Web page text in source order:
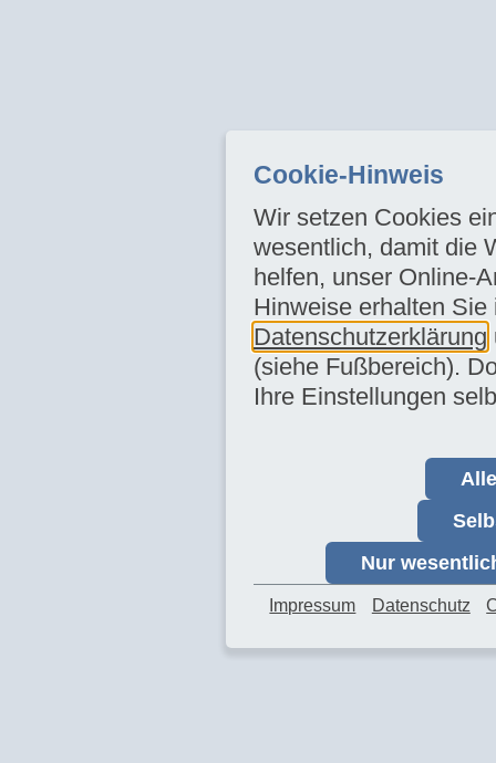
Cookie-Hinweis
Wir setzen Cookies
wesentlich, damit die
helfen, unser Online-
Hinweise erhalten Sie
Datenschutzerklärung
(siehe Fußbereich).
Ihre Einstellungen
Nur
Impressum Datenschutz